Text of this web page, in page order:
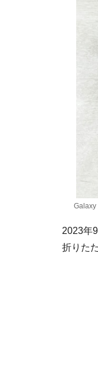
Galaxy
2023年
折りた